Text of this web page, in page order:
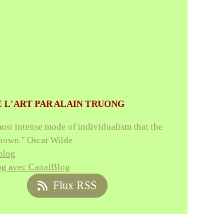
L'ART PAR ALAIN TRUONG
intense mode of individualism that the
Oscar Wilde
avec CanalBlog
Flux RSS